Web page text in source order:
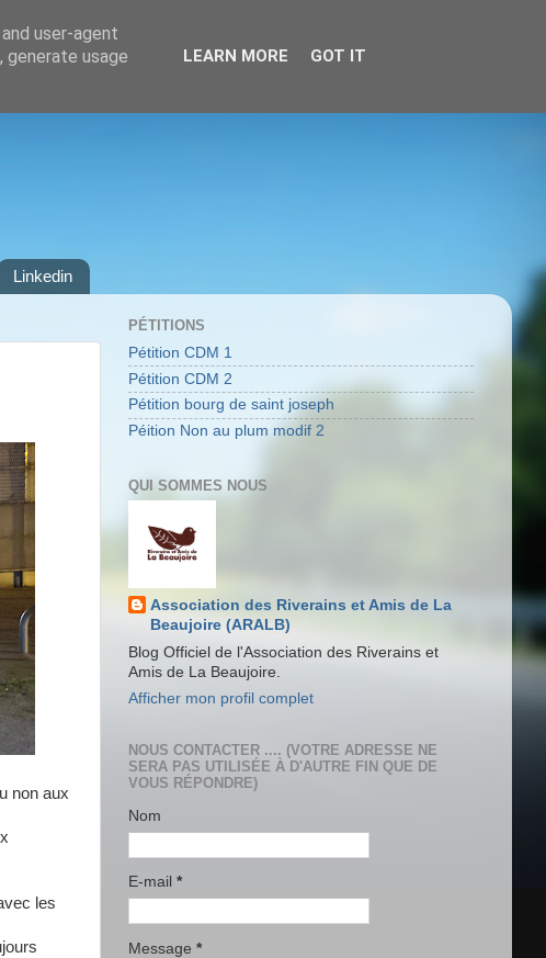
Linkedin
non aux
les
PÉTITIONS
Pétition CDM 1
Pétition CDM 2
Pétition bourg de saint joseph
Péition Non au plum modif 2
QUI SOMMES NOUS
Association des Riverains et Amis de La
Beaujoire (ARALB)
Blog Officiel de l'Association des Riverains et
Amis de La Beaujoire.
Afficher mon profil complet
NOUS CONTACTER .... (VOTRE ADRESSE NE
SERA PAS UTILISÉE À D'AUTRE FIN QUE DE
VOUS RÉPONDRE)
Nom
E-mail *
Message *
user-agent
usage
LEARN MORE GOT IT